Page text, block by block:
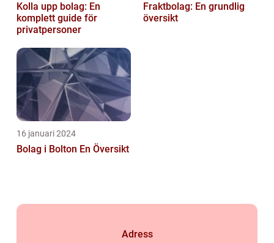
Kolla upp bolag: En
komplett guide för
privatpersoner
Fraktbolag: En grundlig
översikt
16 januari 2024
Bolag i Bolton En Översikt
Adress